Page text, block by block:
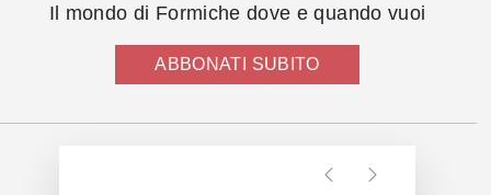
Il mondo di Formiche dove e quando vuoi
ABBONATI SUBITO